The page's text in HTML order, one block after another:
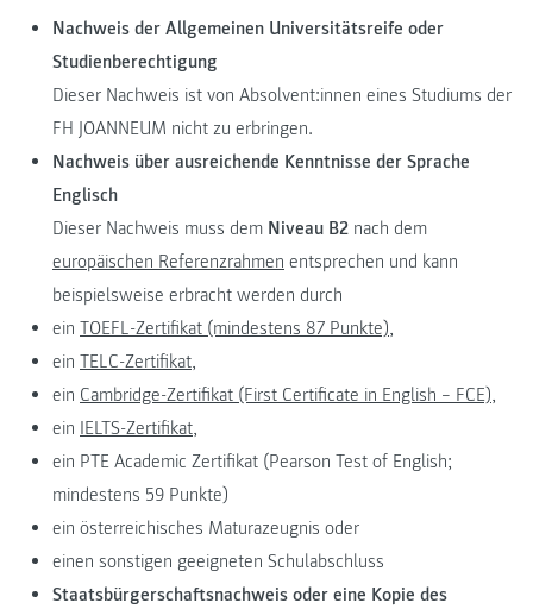
Nachweis der Allgemeinen Universitätsreife oder
Studienberechtigung
Dieser Nachweis ist von Absolvent:innen eines Studiums der
FH JOANNEUM nicht zu erbringen.
Nachweis über ausreichende Kenntnisse der Sprache
Englisch
Dieser Nachweis muss dem Niveau B2 nach dem
europäischen Referenzrahmen entsprechen und kann
beispielsweise erbracht werden durch
ein TOEFL-Zertifikat (mindestens 87 Punkte),
ein TELC-Zertifikat,
ein Cambridge-Zertifikat (First Certificate in English – FCE),
ein IELTS-Zertifikat,
ein PTE Academic Zertifikat (Pearson Test of English;
mindestens 59 Punkte)
ein österreichisches Maturazeugnis oder
einen sonstigen geeigneten Schulabschluss
Staatsbürgerschaftsnachweis oder eine Kopie des